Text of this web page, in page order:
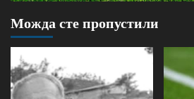
Можда сте пропустили